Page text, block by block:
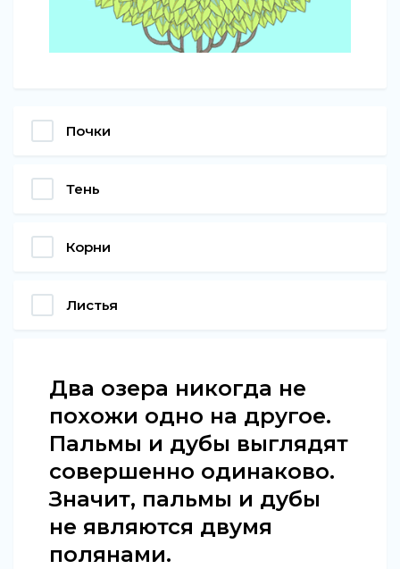
Почки
Тень
Корни
Листья
Два озера никогда не
похожи одно на другое.
Пальмы и дубы выглядят
совершенно одинаково.
Значит, пальмы и дубы
не являются двумя
полянами.